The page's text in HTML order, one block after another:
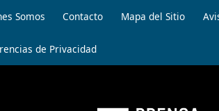
Somos Contacto Mapa del Sitio
de Privacidad